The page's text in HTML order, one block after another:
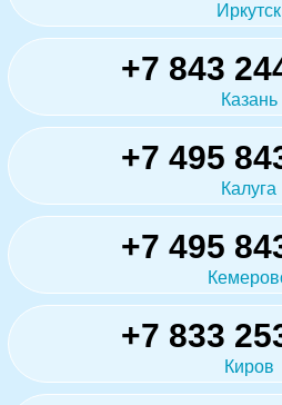
Иркутск
+7 843
Казань
+7 495
Калуга
+7 495
+7 833
Киров